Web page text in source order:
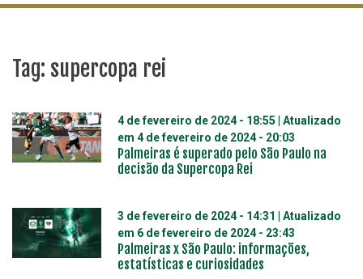
Tag: supercopa rei
4 de fevereiro de 2024 - 18:55 | Atualizado
em 4 de fevereiro de 2024 - 20:03
Palmeiras é superado pelo São Paulo na
decisão da Supercopa Rei
3 de fevereiro de 2024 - 14:31
| Atualizado
em 6 de fevereiro de 2024 - 23:43
Palmeiras x São Paulo: informações,
estatísticas e curiosidades